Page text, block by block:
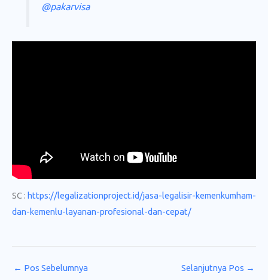
@pakarvisa
SC : https://legalizationproject.id/jasa-legalisir-kemenkumham-
dan-kemenlu-layanan-profesional-dan-cepat/
← Pos Sebelumnya Selanjutnya Pos →